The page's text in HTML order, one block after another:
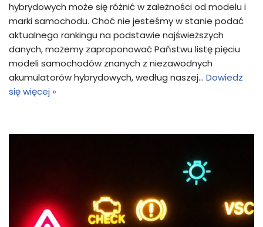
hybrydowych może się różnić w zależności od modelu i
marki samochodu. Choć nie jesteśmy w stanie podać
aktualnego rankingu na podstawie najświeższych
danych, możemy zaproponować Państwu listę pięciu
modeli samochodów znanych z niezawodnych
akumulatorów hybrydowych, według naszej… Dowiedz
się więcej »